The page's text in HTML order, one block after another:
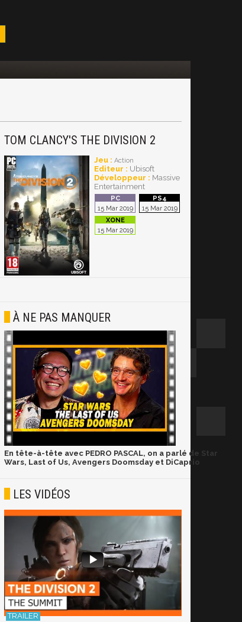
TOM CLANCY'S THE DIVISION 2
Jeu : Action
Editeur : Ubisoft
Développeur : Massive
Entertainment
15 Mar 2019 15 Mar 2019
15 Mar 2019
À NE PAS MANQUER
En tête-à-tête avec PEDRO PASCAL, on a parlé de Star
Wars, Last of Us, Avengers Doomsday et DiCaprio
LES VIDÉOS